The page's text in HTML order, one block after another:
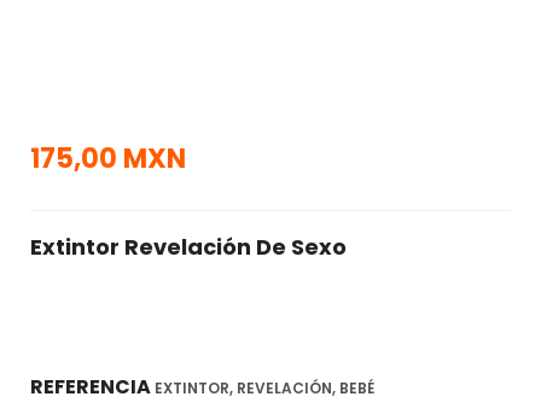
175,00 MXN
Extintor Revelación De Sexo
REFERENCIA EXTINTOR, REVELACIÓN, BEBÉ